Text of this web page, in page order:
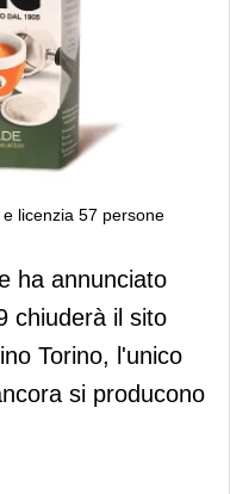
licenzia 57 persone
di Torino
ha annunciato
chiuderà il sito
Torino, l'unico
si producono